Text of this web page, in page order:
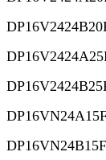
DP16VN24B15F